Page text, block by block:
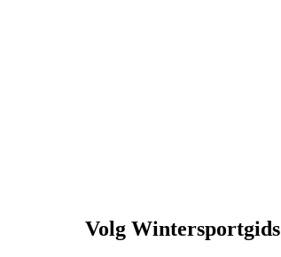
Volg Wintersportgids